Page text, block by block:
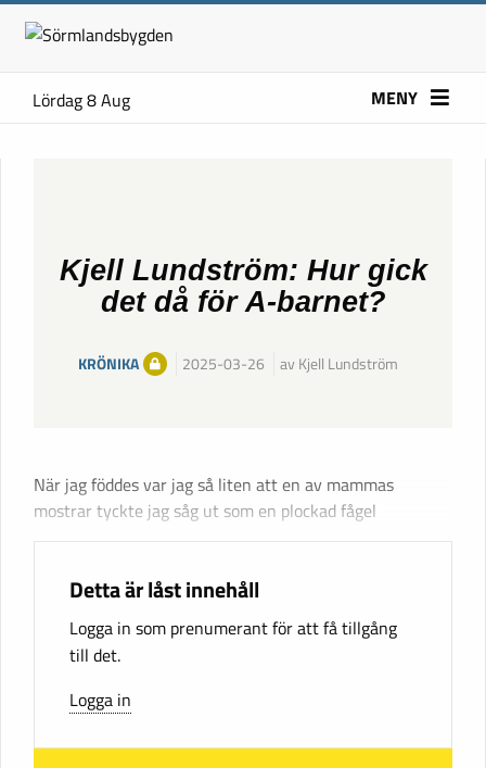
Lördag 8 Aug MENY
Kjell Lundström: Hur gick
det då för A-barnet?
KRÖNIKA 2025-03-26 av Kjell Lundström
När jag föddes var jag så liten att en av mammas
mostrar tyckte jag såg ut som en plockad fågel
Detta är låst innehåll
Logga in som prenumerant för att få tillgång
till det.
Logga in